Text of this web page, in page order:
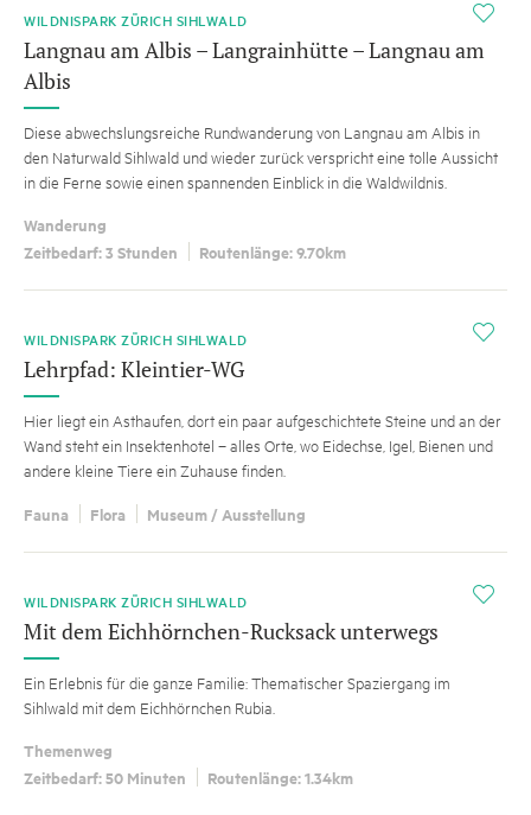
i
WILDNISPARK ZÜRICH SIHLWALD
Langnau am Albis – Langrainhütte – Langnau am
Albis
Diese abwechslungsreiche Rundwanderung von Langnau am Albis in
den Naturwald Sihlwald und wieder zurück verspricht eine tolle Aussicht
in die Ferne sowie einen spannenden Einblick in die Waldwildnis.
Wanderung
Zeitbedarf: 3 Stunden
Routenlänge: 9.70km
i
WILDNISPARK ZÜRICH SIHLWALD
Lehrpfad: Kleintier-WG
Hier liegt ein Asthaufen, dort ein paar aufgeschichtete Steine und an der
Wand steht ein Insektenhotel – alles Orte, wo Eidechse, Igel, Bienen und
andere kleine Tiere ein Zuhause finden.
Fauna Flora Museum / Ausstellung
i
WILDNISPARK ZÜRICH SIHLWALD
Mit dem Eichhörnchen-Rucksack unterwegs
Ein Erlebnis für die ganze Familie: Thematischer Spaziergang im
Sihlwald mit dem Eichhörnchen Rubia.
Themenweg
Zeitbedarf: 50 Minuten
Routenlänge: 1.34km